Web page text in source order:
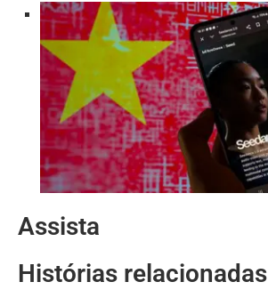
Assista
Histórias relacionadas